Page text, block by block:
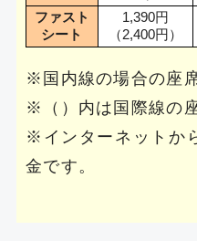
ファスト
シート
1,390円
（2,400円）
※国内線の場合の座
※（）内は国際線の
※インターネットか
金です。